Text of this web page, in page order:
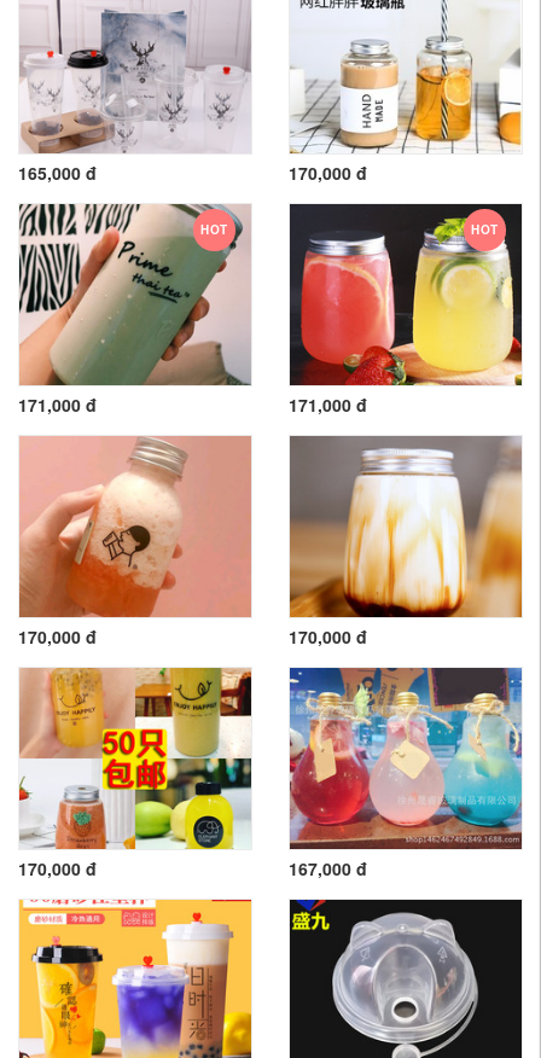
165,000 đ 170,000 đ
HOT
171,000 đ
HOT
171,000 đ
170,000 đ 170,000 đ
170,000 đ 167,000 đ